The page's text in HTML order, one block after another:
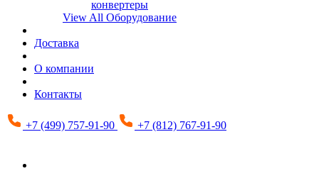
конвертеры
View All Оборудование
Доставка
О компании
Контакты
+7 (499) 757-91-90 +7 (812) 767-91-90